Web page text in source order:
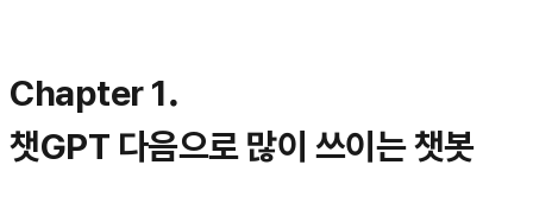
Chapter 1.
챗GPT 다음으로 많이 쓰이는 챗봇